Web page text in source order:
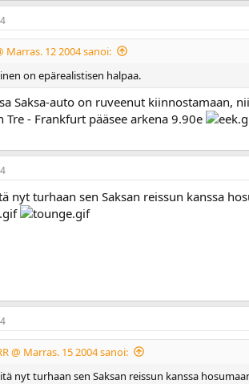
Marras. 12 2004 sanoi:
on epärealistisen halpaa.
Saksa-auto on ruveenut kiinnostamaan,
Tre - Frankfurt pääsee arkena 9.90e
nyt turhaan sen Saksan reissun kanssa
@ Marras. 15 2004 sanoi:
nyt turhaan sen Saksan reissun kanssa